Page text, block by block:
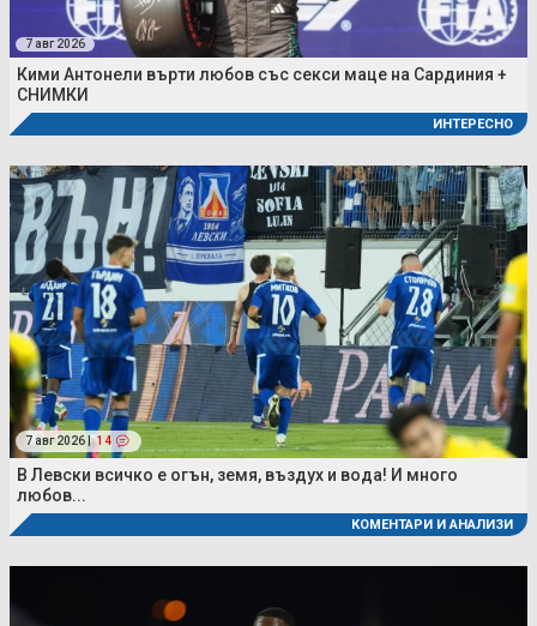
7 авг 2026
Кими Антонели върти любов със секси маце на Сардиния +
СНИМКИ
ИНТЕРЕСНО
7 авг 2026 | 14
В Левски всичко е огън, земя, въздух и вода! И много
любов...
КОМЕНТАРИ И АНАЛИЗИ